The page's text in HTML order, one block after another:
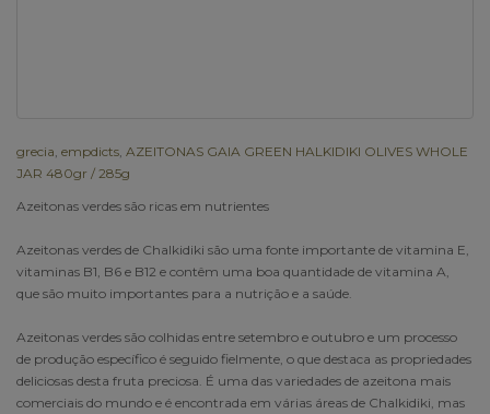
grecia empdicts AZEITONAS GAIA GREEN HALKIDIKI OLIVES WHOLE
JAR 480gr / 285g
Azeitonas verdes são ricas em nutrientes
Azeitonas verdes de Chalkidiki são uma fonte importante de vitamina E,
vitaminas B1, B6 e B12 e contêm uma boa quantidade de vitamina A,
que são muito importantes para a nutrição e a saúde.
Azeitonas verdes são colhidas entre setembro e outubro e um processo
de produção específico é seguido fielmente, o que destaca as propriedades
deliciosas desta fruta preciosa. É uma das variedades de azeitona mais
comerciais do mundo e é encontrada em várias áreas de Chalkidiki, mas